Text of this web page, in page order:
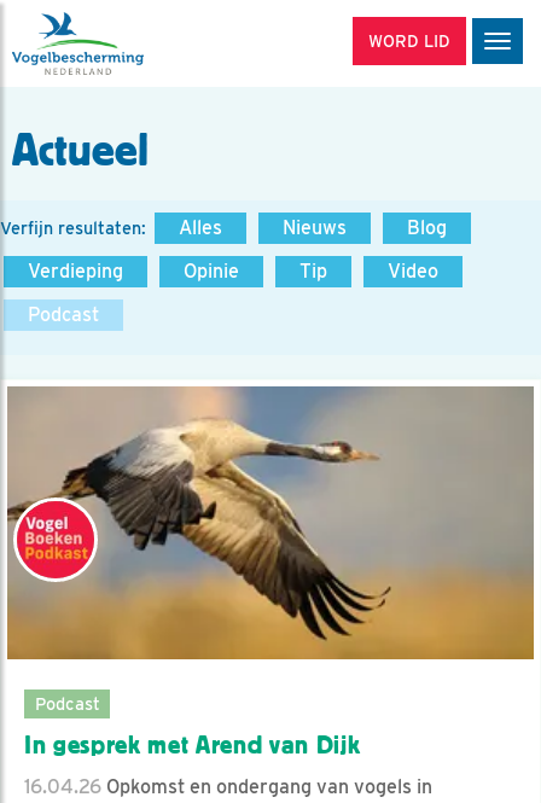
WORD LID
Actueel
Verfijn resultaten: Alles Nieuws
Blog
Verdieping
Opinie Tip
Video
Podcast
Podcast
In gesprek met Arend van Dijk
16.04.26 Opkomst en ondergang van vogels in